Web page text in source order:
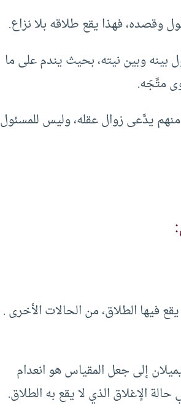
وقصده، فهذا يقع طلاقه بلا نزاع.
بينه وبين نيته، بحيث يندم على ما
متَّجَه.
يدَّعى زوال عقله، وليس للمسئول
فيها الطلاق، من الحالات الأخرى .
إلى جعل المقياس هو انعدام
الإغلاق الذي لا يقع به الطلاق.